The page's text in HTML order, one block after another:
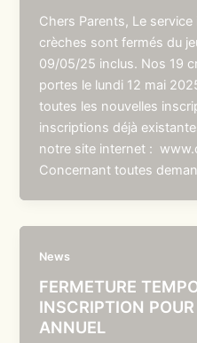
Chers Parents, Le
crèches sont fermés du
09/05/25 inclus. Nos 19
portes le lundi 12 mai
toutes les nouvelles
inscriptions déjà
notre site internet :
Concernant toutes
News
FERMETURE
INSCRIPTION
ANNUEL